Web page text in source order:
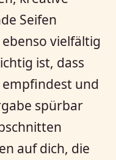
Seifen
vielfältig
ist, dass
und
spürbar
auf dich, die